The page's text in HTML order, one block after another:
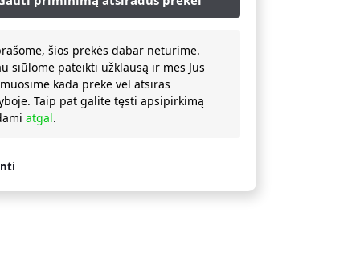
šios prekės dabar neturime.
siūlome pateikti užklausą ir mes Jus
kada prekė vėl atsiras
Taip pat galite tęsti apsipirkimą
atgal.